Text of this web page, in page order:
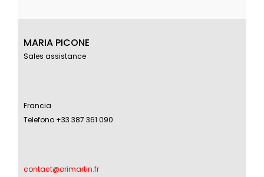
MARIA PICONE
Sales assistance
Francia
Telefono +33 387 361 090
contact@orimartin.fr